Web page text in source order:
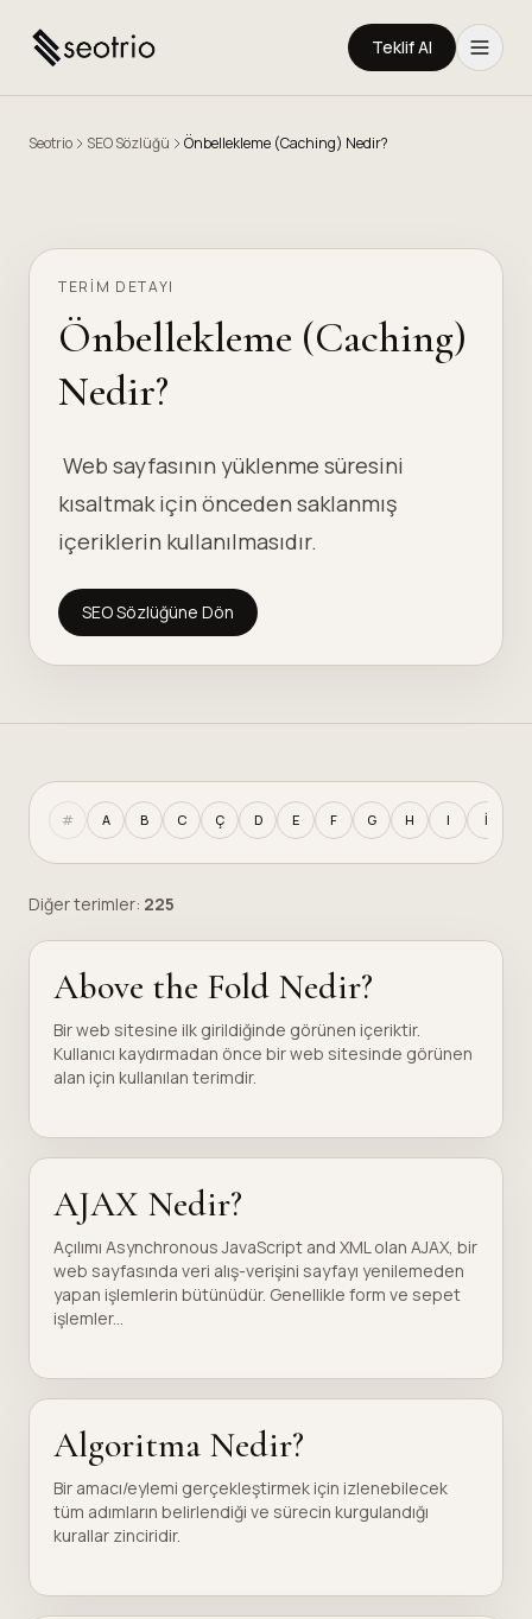
Teklif Al
Seotrio SEO Sözlüğü Önbellekleme (Caching) Nedir?
TERIM DETAYI
Önbellekleme (Caching)
Nedir?
Web sayfasının yüklenme süresini
kısaltmak için önceden saklanmış
içeriklerin kullanılmasıdır.
SEO Sözlüğüne Dön
# A B C Ç D E F G H I İ
Diğer terimler: 225
Above the Fold Nedir?
Bir web sitesine ilk girildiğinde görünen içeriktir.
Kullanıcı kaydırmadan önce bir web sitesinde görünen
alan için kullanılan terimdir.
AJAX Nedir?
Açılımı Asynchronous JavaScript and XML olan AJAX, bir
web sayfasında veri alış-verişini sayfayı yenilemeden
yapan işlemlerin bütünüdür. Genellikle form ve sepet
işlemler...
Algoritma Nedir?
Bir amacı/eylemi gerçekleştirmek için izlenebilecek
tüm adımların belirlendiği ve sürecin kurgulandığı
kurallar zinciridir.